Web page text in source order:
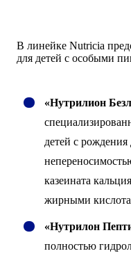
В линейке Nutricia
для детей с особыми
«Нутрилион
детей с рождения
казеината
жирными
«Нутрилон
полностью